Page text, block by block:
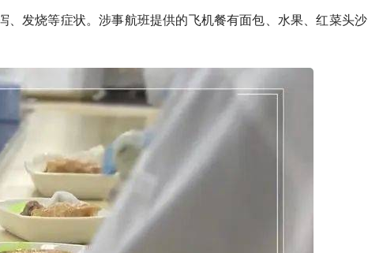
、发烧等症状。涉事航班提供的飞机餐有面包、水果、红菜头沙